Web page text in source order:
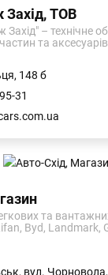
ТОВ
– технічне
та
148 б
31
та
Byd, Landmark,
вул.